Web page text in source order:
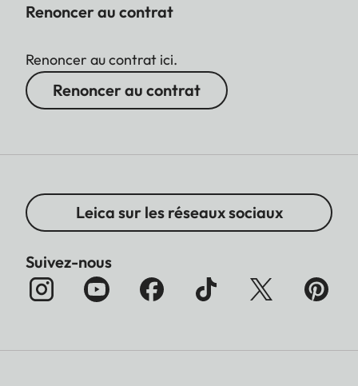
Renoncer au contrat
Renoncer au contrat ici.
Renoncer au contrat
Leica sur les réseaux sociaux
Suivez-nous